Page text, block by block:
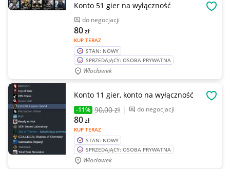
Konto 51 gier na wyłączność
do negocjacji
KUP TERAZ
80zł
STAN: NOWY
SPRZEDAJĄCY: OSOBA PRYWATNA
Włocławek
Konto 11 gier, konto na wyłączność
-11% 90,00 zł do negocjacji
KUP TERAZ
80zł
STAN: NOWY
SPRZEDAJĄCY: OSOBA PRYWATNA
Włocławek